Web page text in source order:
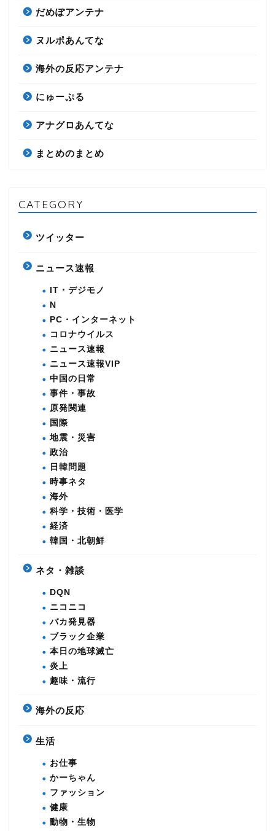
だめぽアンテナ
ヌルポあんてな
海外の反応アンテナ
にゅーぷる
アナグロあんてな
まとめのまとめ
CATEGORY
ツイッター
ニュース速報
IT・デジモノ
N
PC・インターネット
コロナウイルス
ニュース速報
ニュース速報VIP
中国の日常
事件・事故
原発関連
国際
地震・災害
政治
日韓問題
時事ネタ
海外
科学・技術・医学
経済
韓国・北朝鮮
ネタ・雑談
DQN
ニコニコ
バカ発見器
ブラック企業
本日の地球滅亡
炎上
趣味・流行
海外の反応
生活
お仕事
かーちゃん
ファッション
健康
動物・生物